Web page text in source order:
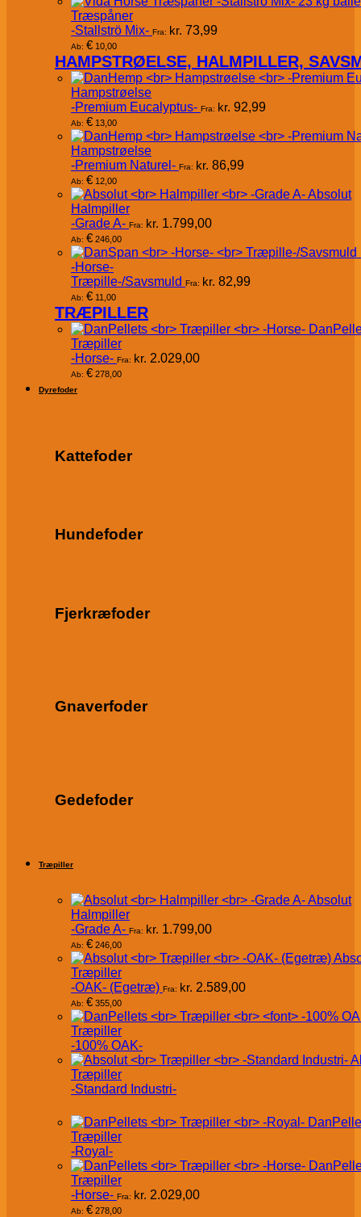
Træspåner
-Stallströ Mix- Fra: kr. 73,99
Ab: € 10,00
HAMPSTRØELSE, HALMPILLER,
Hampstrøelse
-Premium Eucalyptus- Fra: kr. 92,99
Ab: € 13,00
Hampstrøelse
-Premium Naturel- Fra: kr. 86,99
Ab: € 12,00
Absolut
Halmpiller
-Grade A- Fra: kr. 1.799,00
Ab: € 246,00
-Horse-
Træpille-/Savsmuld Fra: kr. 82,99
Ab: € 11,00
TRÆPILLER
Træpiller
-Horse- Fra: kr. 2.029,00
Ab: € 278,00
Dyrefoder
Kattefoder
Hundefoder
Fjerkræfoder
Gnaverfoder
Gedefoder
Træpiller
Absolut
Halmpiller
-Grade A- Fra: kr. 1.799,00
Ab: € 246,00
Træpiller
-OAK- (Egetræ) Fra: kr. 2.589,00
Ab: € 355,00
Træpiller
-100% OAK-
Træpiller
-Standard Industri-
Træpiller
-Royal-
Træpiller
-Horse- Fra: kr. 2.029,00
Ab: € 278,00